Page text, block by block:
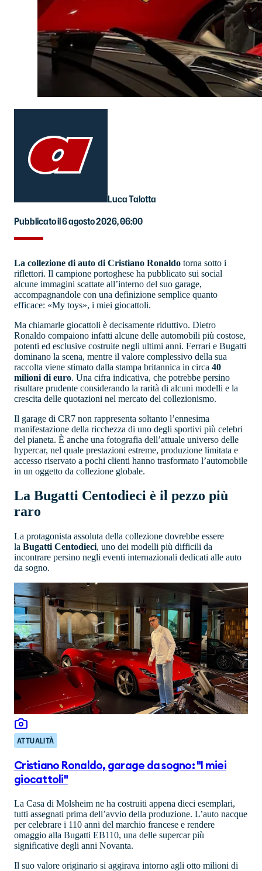
Luca Talotta
Pubblicato il 6 agosto 2026, 06:00
La collezione di auto di Cristiano Ronaldo torna sotto i
riflettori. Il campione portoghese ha pubblicato sui social
alcune immagini scattate all’interno del suo garage,
accompagnandole con una definizione semplice quanto
efficace: «My toys», i miei giocattoli.
Ma chiamarle giocattoli è decisamente riduttivo. Dietro
Ronaldo compaiono infatti alcune delle automobili più costose,
potenti ed esclusive costruite negli ultimi anni. Ferrari e Bugatti
dominano la scena, mentre il valore complessivo della sua
raccolta viene stimato dalla stampa britannica in circa 40
milioni di euro. Una cifra indicativa, che potrebbe persino
risultare prudente considerando la rarità di alcuni modelli e la
crescita delle quotazioni nel mercato del collezionismo.
Il garage di CR7 non rappresenta soltanto l’ennesima
manifestazione della ricchezza di uno degli sportivi più celebri
del pianeta. È anche una fotografia dell’attuale universo delle
hypercar, nel quale prestazioni estreme, produzione limitata e
accesso riservato a pochi clienti hanno trasformato l’automobile
in un oggetto da collezione globale.
La Bugatti Centodieci è il pezzo più
raro
La protagonista assoluta della collezione dovrebbe essere
la Bugatti Centodieci, uno dei modelli più difficili da
incontrare persino negli eventi internazionali dedicati alle auto
da sogno.
ATTUALITÀ
Cristiano Ronaldo, garage da sogno: "I miei
giocattoli"
La Casa di Molsheim ne ha costruiti appena dieci esemplari,
tutti assegnati prima dell’avvio della produzione. L’auto nacque
per celebrare i 110 anni del marchio francese e rendere
omaggio alla Bugatti EB110, una delle supercar più
significative degli anni Novanta.
Il suo valore originario si aggirava intorno agli otto milioni di